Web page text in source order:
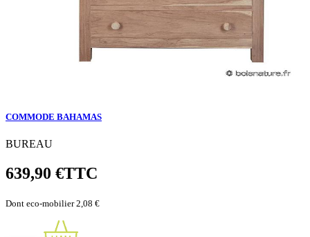
COMMODE BAHAMAS
BUREAU
639,90 €TTC
Dont eco-mobilier 2,08 €